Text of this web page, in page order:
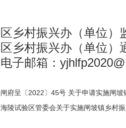
区乡村振兴办（单位）
区乡村振兴办（单位）
电子邮箱：
闸府呈〔2022〕45号 关于申请实施闸
海陵试验区管委会关于实施闸坡镇乡村